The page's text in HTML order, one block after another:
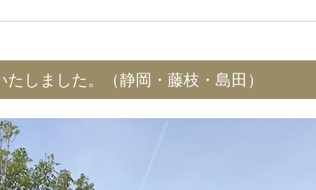
しました。（静岡・藤枝・島田）